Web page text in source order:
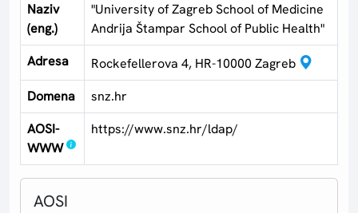
Naziv
(eng.)
"University of Zagreb School of Medicine
Andrija Štampar School of Public Health"
Adresa
Rockefellerova 4, HR-10000 Zagreb
Domena
snz.hr
AOSI-
WWW
https://www.snz.hr/ldap/
AOSI